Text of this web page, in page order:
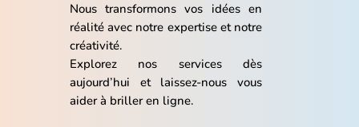
Nous transformons vos idées en
réalité avec notre expertise et notre
créativité.
Explorez nos services dès
aujourd’hui et laissez-nous vous
aider à briller en ligne.